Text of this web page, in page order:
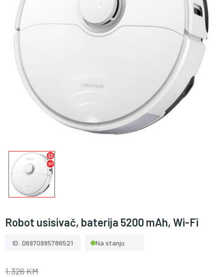
Robot usisivač, baterija 5200 mAh, Wi-Fi
ID: D6970995786521 Na stanju
1.326 KM